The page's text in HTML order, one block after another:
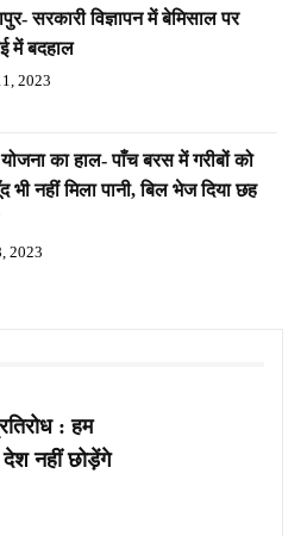
सरकारी विज्ञापन में बेमिसाल पर
में बदहाल
2023
का हाल- पाँच बरस में गरीबों को
भी नहीं मिला पानी, बिल भेज दिया छह
2023
: हम
नहीं छोड़ेंगे